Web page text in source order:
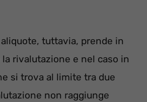
tuttavia, prende in
rivalutazione e nel caso in
si trova al limite tra due
non raggiunge